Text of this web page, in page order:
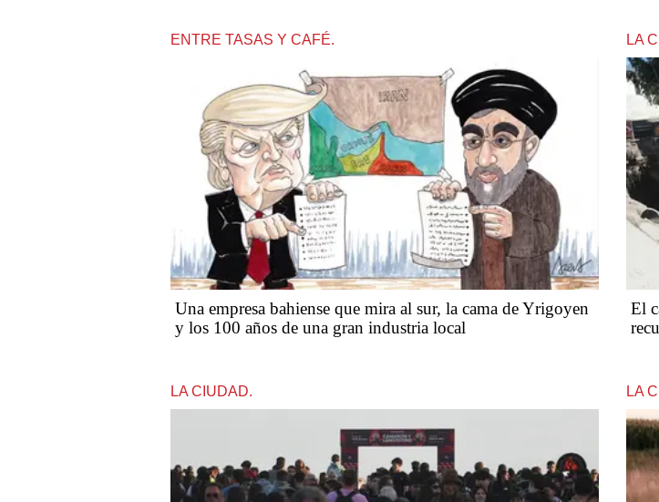
ENTRE TASAS Y CAFÉ.
Una empresa bahiense que mira al sur, la cama de Yrigoyen
y los 100 años de una gran industria local
LA
El
LA CIUDAD. LA